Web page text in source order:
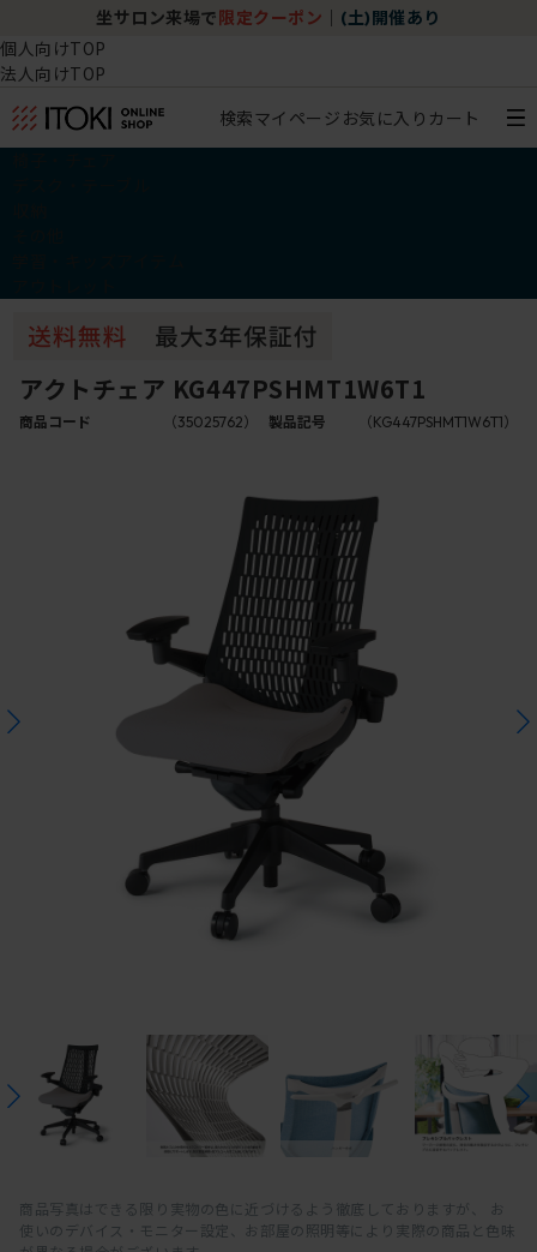
坐サロン来場で 限定クーポン (土)開催あり
個人向けTOP
法人向けTOP
検索マイページ お気に入り カート
アクトチェア KG447PSHMT1W6T1
商品コード （35025762） 製品記号 （KG447PSHMT1W6T1）
商品写真はできる限り実物の色に近づけるよう徹底しておりますが、 お
使いのデバイス・モニター設定、お部屋の照明等により実際の商品と色味